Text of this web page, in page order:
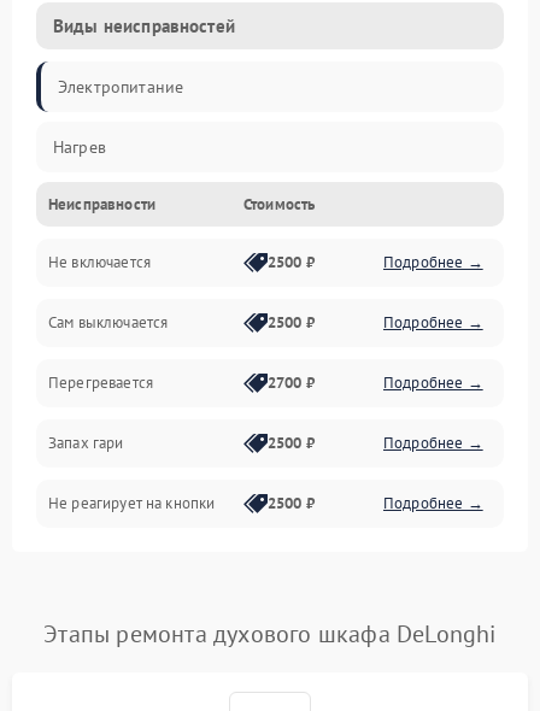
Виды неисправностей
Электропитание
Нагрев
Неисправности Стоимость
Не включается 2500 ₽ Подробнее →
Сам выключается 2500 ₽ Подробнее →
Перегревается 2700 ₽ Подробнее →
Запах гари 2500 ₽ Подробнее →
Не реагирует на кнопки 2500 ₽ Подробнее →
Этапы ремонта духового шкафа DeLonghi